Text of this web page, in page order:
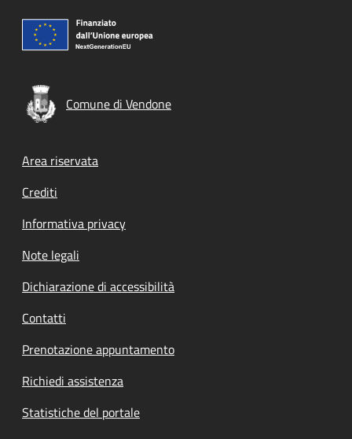
Comune di Vendone
Footer menu
Area riservata
Crediti
Informativa privacy
Note legali
Dichiarazione di accessibilità
Contatti
Prenotazione appuntamento
Richiedi assistenza
Statistiche del portale